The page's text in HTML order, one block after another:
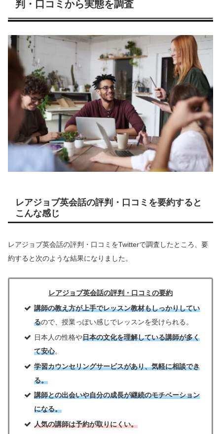
判・口コミから実態を調査
レアジョブ英会話の評判・口コミを要約すると
こんな感じ
レアジョブ英会話の評判・口コミをTwitterで調査したところ、要
約すると次のような結果になりました。
レアジョブ英会話の評判・口コミの要約
講師の教え方が上手でレッスン教材もしっかりしてい
るので、授業っぽい感じでレッスンを受けられる。
日本人の性格や日本の文化を理解している講師が多く
て安心。
学習カウンセリングサービスがあり、気軽に相談でき
る。
講師との出会いや自分の成長が継続のモチベーション
になる。
人気の講師は予約が取りにくい。